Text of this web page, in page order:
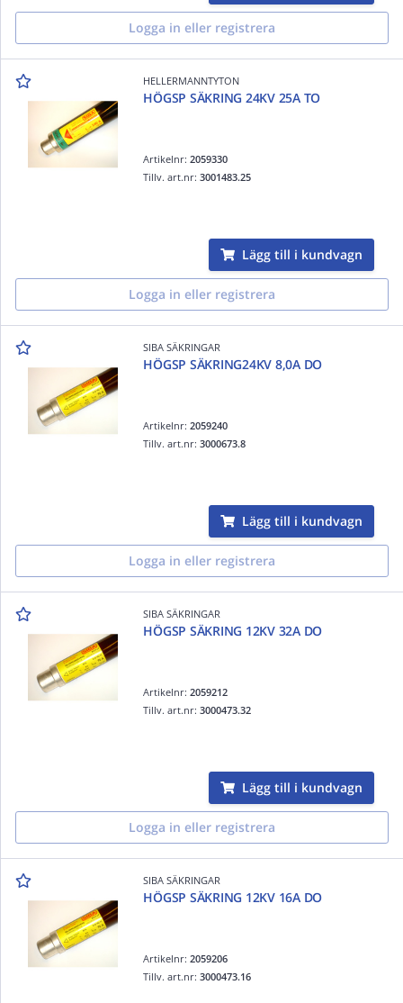
Logga in eller registrera
HELLERMANNTYTON
HÖGSP SÄKRING 24KV 25A TO
Artikelnr:2059330
Tillv. art.nr:3001483.25
Lägg till i kundvagn
Logga in eller registrera
SIBA SÄKRINGAR
HÖGSP SÄKRING24KV 8,0A DO
Artikelnr:2059240
Tillv. art.nr:3000673.8
Lägg till i kundvagn
Logga in eller registrera
SIBA SÄKRINGAR
HÖGSP SÄKRING 12KV 32A DO
Artikelnr:2059212
Tillv. art.nr:3000473.32
Lägg till i kundvagn
Logga in eller registrera
SIBA SÄKRINGAR
HÖGSP SÄKRING 12KV 16A DO
Artikelnr:2059206
Tillv. art.nr:3000473.16